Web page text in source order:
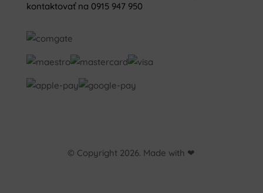
kontaktovať na 0915 947 950
© Copyright 2026. Made with ❤